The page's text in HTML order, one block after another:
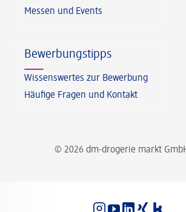
© 2026 dm-drogerie markt
Messen und Events
Bewerbungstipps
Wissenswertes zur Bewerbung
Häufige Fragen und Kontakt